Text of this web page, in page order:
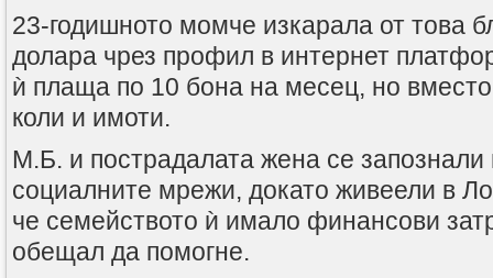
23-годишното момче изкарала от това
долара чрез профил в интернет
ѝ плаща по 10 бона на месец, но
коли и имоти.
М.Б. и пострадалата жена се запознали
социалните мрежи, докато живеели в
че семейството ѝ имало финансови
обещал да помогне.